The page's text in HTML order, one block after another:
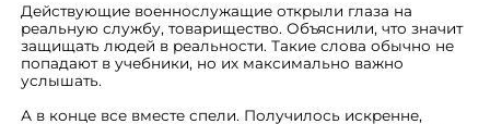
Действующие военнослужащие открыли глаза на
реальную службу, товарищество. Объяснили, что значит
защищать людей в реальности. Такие слова обычно не
попадают в учебники, но их максимально важно
услышать.
А в конце все вместе спели. Получилось искренне,